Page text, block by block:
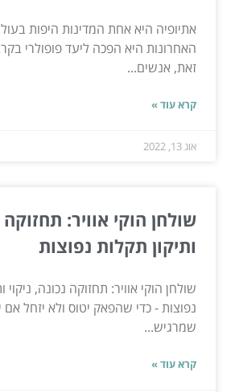
אתיופיה היא אחת המדינות היפות
האחרונות היא הפכה ליעד פופולרי
זאת, אנשים...
קרא עוד »
אוג 13, 2022
שולחן הוקי אוויר: תחזוקה
ותיקון תקלות נפוצות
שולחן הוקי אוויר: תחזוקה נכונה, ניקוי
נפוצות - כדי שהפאק יטוס ולא יזחל
שמרגיש...
קרא עוד »